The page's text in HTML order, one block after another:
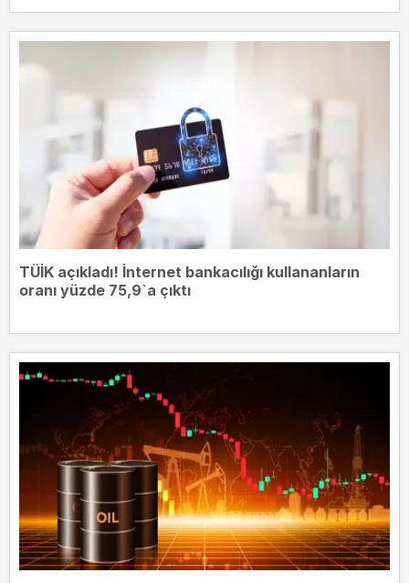
TÜİK açıkladı! İnternet bankacılığı kullananların
oranı yüzde 75,9`a çıktı